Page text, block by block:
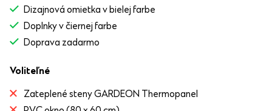
Dizajnová omietka v bielej farbe
Doplnky v čiernej farbe
Doprava zadarmo
Voliteľné
Zateplené steny GARDEON Thermopanel